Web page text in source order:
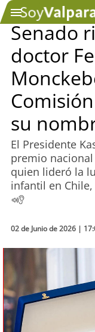
Podcast
Actualidad
Entretención
Economía
Tecnología
soychile
Senado
doctor
su
El Presidente
premio
quien lideró la
infantil en
02 de Junio de 2026 |